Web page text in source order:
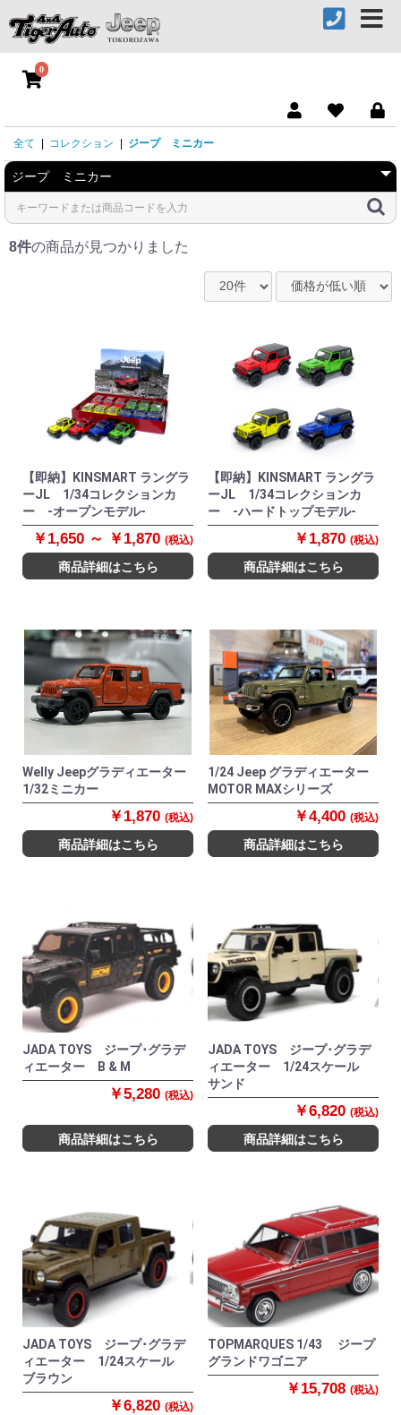
0
全て コレクション ジープ ミニカー
8件の商品が見つかりました
【即納】KINSMART ラングラ
ーJL 1/34コレクションカ
ー -オープンモデル-
￥1,650 ～ ￥1,870 (税込)
商品詳細はこちら
【即納】KINSMART ラングラ
ーJL 1/34コレクションカ
ー -ハードトップモデル-
￥1,870 (税込)
商品詳細はこちら
Welly Jeepグラディエーター
1/32ミニカー
￥1,870 (税込)
商品詳細はこちら
1/24 Jeep グラディエーター
MOTOR MAXシリーズ
￥4,400 (税込)
商品詳細はこちら
JADA TOYS ジープ･グラデ
ィエーター B & M
￥5,280 (税込)
商品詳細はこちら
JADA TOYS ジープ･グラデ
ィエーター 1/24スケール
サンド
￥6,820 (税込)
商品詳細はこちら
JADA TOYS ジープ･グラデ
ィエーター 1/24スケール
ブラウン
￥6,820 (税込)
TOPMARQUES 1/43 ジープ
グランドワゴニア
￥15,708 (税込)